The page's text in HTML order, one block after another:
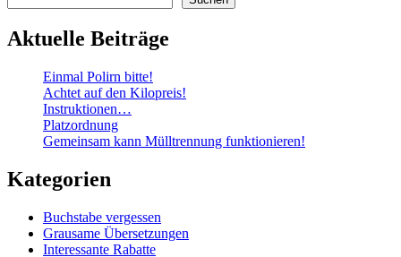
Aktuelle Beiträge
Einmal Polirn bitte!
Achtet auf den Kilopreis!
Instruktionen…
Platzordnung
Gemeinsam kann Mülltrennung funktionieren!
Kategorien
Buchstabe vergessen
Grausame Übersetzungen
Interessante Rabatte